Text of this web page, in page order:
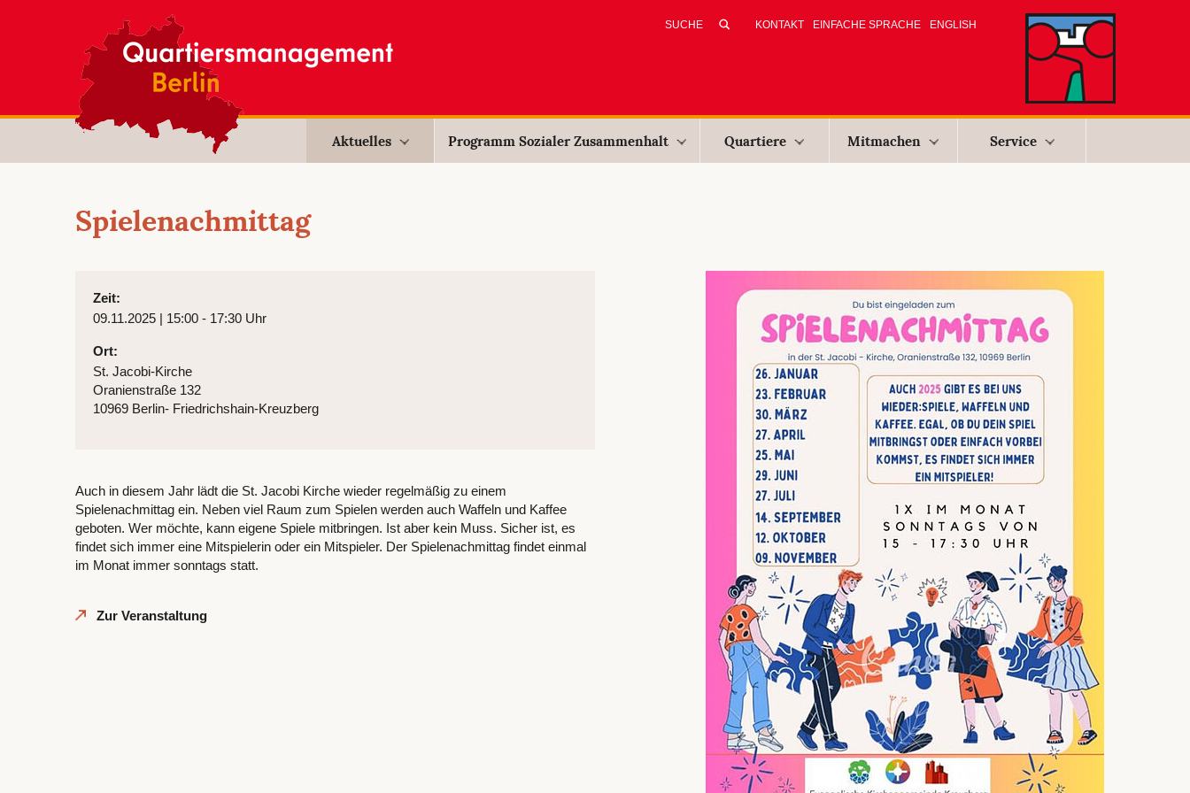
KONTAKT EINFACHE SPRACHE ENGLISH
Aktuelles Programm Sozialer Zusammenhalt Quartiere Mitmachen Service
Spielenachmittag
Zeit:
09.11.2025 | 15:00 - 17:30 Uhr
Ort:
St. Jacobi-Kirche
Oranienstraße 132
10969 Berlin- Friedrichshain-Kreuzberg
Auch in diesem Jahr lädt die St. Jacobi Kirche wieder regelmäßig zu einem
Spielenachmittag ein. Neben viel Raum zum Spielen werden auch Waffeln und Kaffee
geboten. Wer möchte, kann eigene Spiele mitbringen. Ist aber kein Muss. Sicher ist, es
findet sich immer eine Mitspielerin oder ein Mitspieler. Der Spielenachmittag findet einmal
im Monat immer sonntags statt.
Zur Veranstaltung